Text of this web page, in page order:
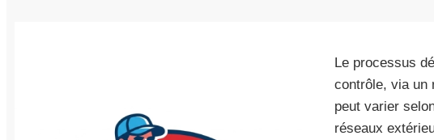
Le processus
contrôle, via un
peut varier
réseaux